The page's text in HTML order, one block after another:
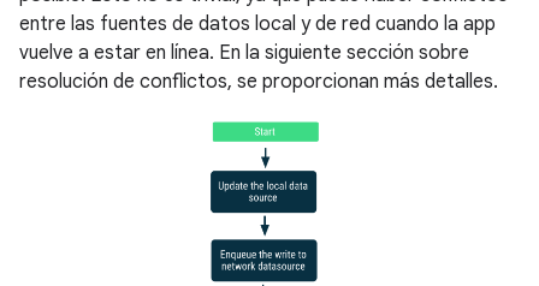
entre las fuentes de datos local y de red cuando la app
vuelve a estar en línea. En la siguiente sección sobre
resolución de conflictos, se proporcionan más detalles.